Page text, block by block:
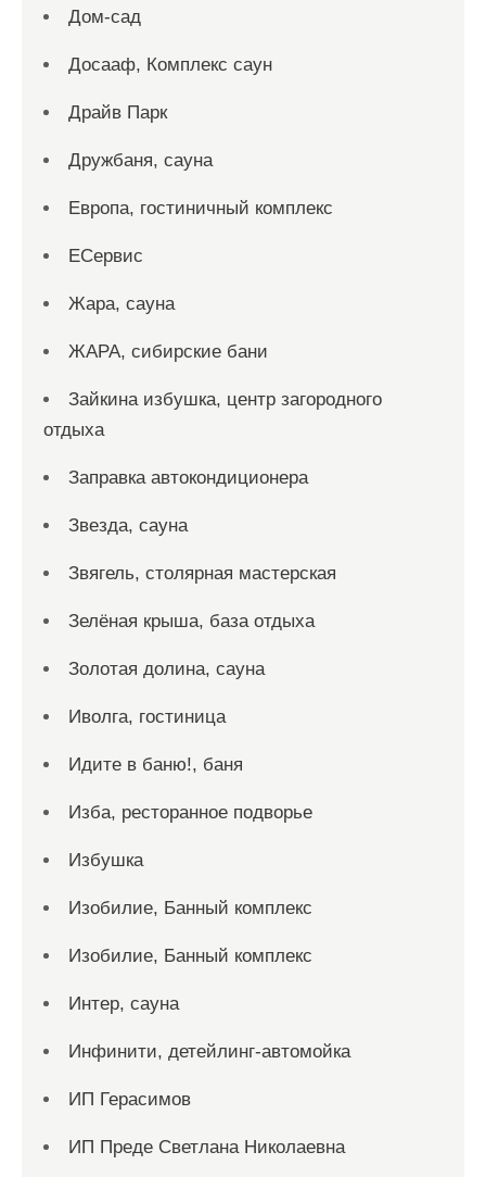
Дом-сад
Досааф, Комплекс саун
Драйв Парк
Дружбаня, сауна
Европа, гостиничный комплекс
ЕСервис
Жара, сауна
ЖАРА, сибирские бани
Зайкина избушка, центр загородного
отдыха
Заправка автокондиционера
Звезда, сауна
Звягель, столярная мастерская
Зелёная крыша, база отдыха
Золотая долина, сауна
Иволга, гостиница
Идите в баню!, баня
Изба, ресторанное подворье
Избушка
Изобилие, Банный комплекс
Изобилие, Банный комплекс
Интер, сауна
Инфинити, детейлинг-автомойка
ИП Герасимов
ИП Преде Светлана Николаевна